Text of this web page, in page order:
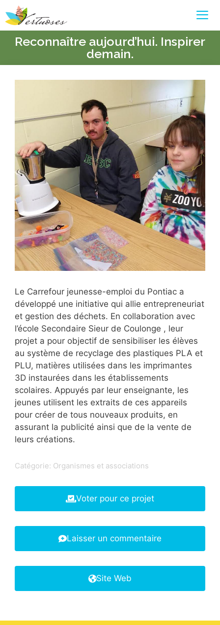
Reconnaître aujourd’hui. Inspirer
demain.
Le Carrefour jeunesse-emploi du Pontiac a
développé une initiative qui allie entrepreneuriat
et gestion des déchets. En collaboration avec
l’école Secondaire Sieur de Coulonge , leur
projet a pour objectif de sensibiliser les élèves
au système de recyclage des plastiques PLA et
PLU, matières utilisées dans les imprimantes
3D instaurées dans les établissements
scolaires. Appuyés par leur enseignante, les
jeunes utilisent les extraits de ces appareils
pour créer de tous nouveaux produits, en
assurant la publicité ainsi que de la vente de
leurs créations.
Catégorie: Organismes et associations
Voter pour ce projet
Laisser un commentaire
Site Web